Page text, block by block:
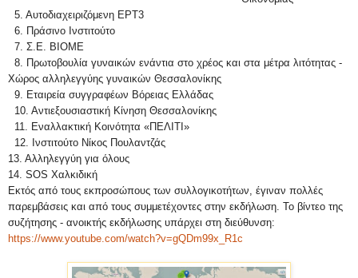
5. Αυτοδιαχειριζόμενη ΕΡΤ3
6. Πράσινο Ινστιτούτο
7. Σ.Ε. ΒΙΟΜΕ
8. Πρωτοβουλία γυναικών ενάντια στο χρέος και στα μέτρα λιτότητας -
Χώρος αλληλεγγύης γυναικών Θεσσαλονίκης
9. Εταιρεία συγγραφέων Βόρειας Ελλάδας
10. Αντιεξουσιαστική Κίνηση Θεσσαλονίκης
11. Εναλλακτική Κοινότητα «ΠΕΛΙΤΙ»
12. Ινστιτούτο Νίκος Πουλαντζάς
13. Αλληλεγγύη για όλους
14. SOS Χαλκιδική
Εκτός από τους εκπροσώπους των συλλογικοτήτων, έγιναν πολλές
παρεμβάσεις και από τους συμμετέχοντες στην εκδήλωση. Το βίντεο της
συζήτησης - ανοικτής εκδήλωσης υπάρχει στη διεύθυνση:
https://www.youtube.com/watch?v=gQDm99x_R1c